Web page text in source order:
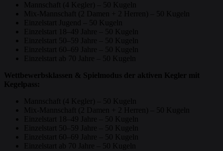
Mannschaft (4 Kegler) – 50 Kugeln
Mix-Mannschaft (2 Damen + 2 Herren) – 50 Kugeln
Einzelstart Jugend – 50 Kugeln
Einzelstart 18–49 Jahre – 50 Kugeln
Einzelstart 50–59 Jahre – 50 Kugeln
Einzelstart 60–69 Jahre – 50 Kugeln
Einzelstart ab 70 Jahre – 50 Kugeln
Wettbewerbsklassen & Spielmodus der aktiven Kegler mit
Kegelpass:
Mannschaft (4 Kegler) – 50 Kugeln
Mix-Mannschaft (2 Damen + 2 Herren) – 50 Kugeln
Einzelstart 18–49 Jahre – 50 Kugeln
Einzelstart 50–59 Jahre – 50 Kugeln
Einzelstart 60–69 Jahre – 50 Kugeln
Einzelstart ab 70 Jahre – 50 Kugeln